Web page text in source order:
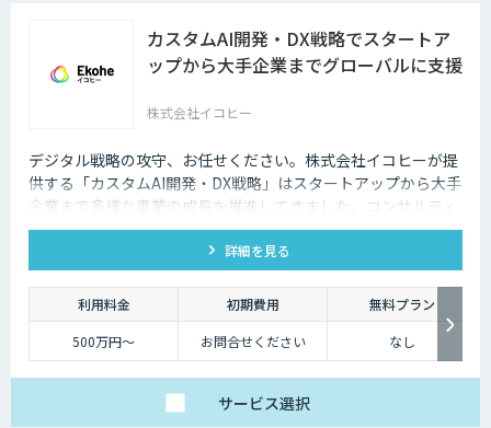
カスタムAI開発・DX戦略でスタートア
ップから大手企業までグローバルに支援
株式会社イコヒー
デジタル戦略の攻守、お任せください。株式会社イコヒーが提
供する「カスタムAI開発・DX戦略」はスタートアップから大手
企業まで多様な事業の成長を推進してきました。コンサルティ
ングから開発、データ基盤構築まで、ワンストップで支援しま
詳細を見る
利用料金 初期費用
無料プラン
500万円〜
お問合せください なし
サービス選択